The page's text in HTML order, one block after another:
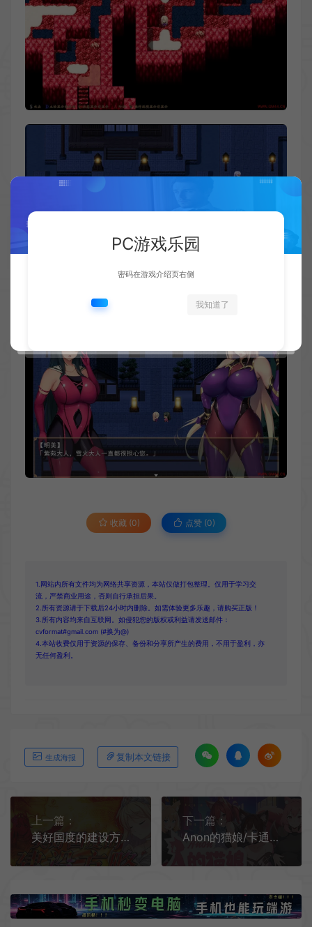
收藏 (0) 点赞 (0)
1.网站内所有文件均为网络共享资源，本站仅做打包整理。仅用于学习交
流，严禁商业用途，否则自行承担后果。
2.所有资源请于下载后24小时内删除。如需体验更多乐趣，请购买正版！
3.所有内容均来自互联网。如侵犯您的版权或利益请发送邮件：
cvformat#gmail.com (#换为@)
4.本站收费仅用于资源的保存、备份和分享所产生的费用，不用于盈利，亦
无任何盈利。
生成海报 复制本文链接
上一篇：
美好国度的建设方略/复古RPG游戏 How to Build a Magnificent Kingdom 下载
下一篇：
Anon的猫娘/卡通休闲恋爱RPG游戏 Anons Neko Waifus 下载
PC游戏乐园
密码在游戏介绍页右侧
我知道了